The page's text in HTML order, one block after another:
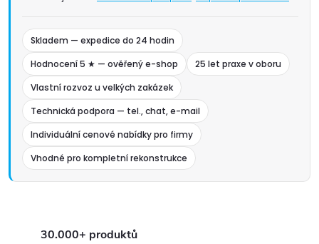
Skladem — expedice do 24 hodin
Hodnocení 5 ★ — ověřený e-shop
25 let praxe v oboru
Vlastní rozvoz u velkých zakázek
Technická podpora — tel., chat, e-mail
Individuální cenové nabídky pro firmy
Vhodné pro kompletní rekonstrukce
30.000+ produktů